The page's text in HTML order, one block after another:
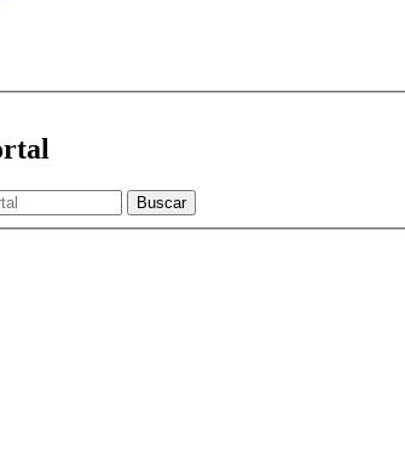
Buscar